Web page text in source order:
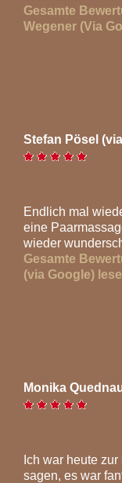
Gesamte
Wegener (Via
Stefan Pösel
Endlich mal
eine
wieder
Gesamte
(via Google)
Monika
Ich war heute
sagen, es war